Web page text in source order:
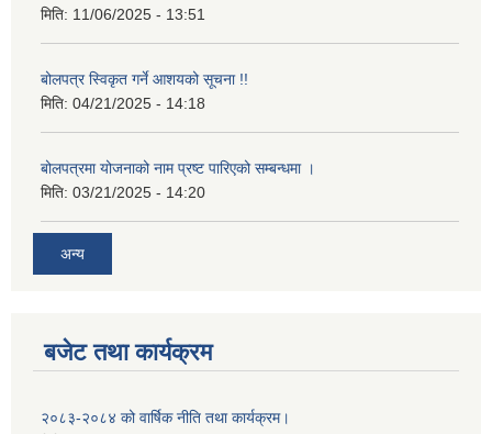
मिति: 11/06/2025 - 13:51
बोलपत्र स्विकृत गर्ने आशयको सूचना !!
मिति: 04/21/2025 - 14:18
बोलपत्रमा योजनाको नाम प्रष्ट पारिएको सम्बन्धमा ।
मिति: 03/21/2025 - 14:20
अन्य
बजेट तथा कार्यक्रम
२०८३-२०८४ को वार्षिक नीति तथा कार्यक्रम।